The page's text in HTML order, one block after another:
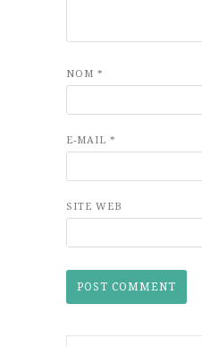
NOM *
E-MAIL *
SITE WEB